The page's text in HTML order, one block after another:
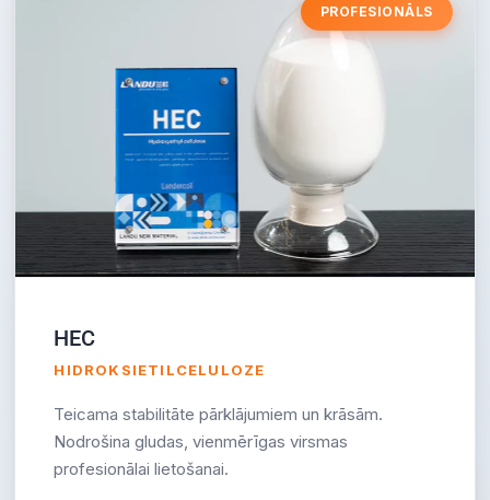
PROFESIONĀLS
HEC
HIDROKSIETILCELULOZE
Teicama stabilitāte pārklājumiem un krāsām.
Nodrošina gludas, vienmērīgas virsmas
profesionālai lietošanai.